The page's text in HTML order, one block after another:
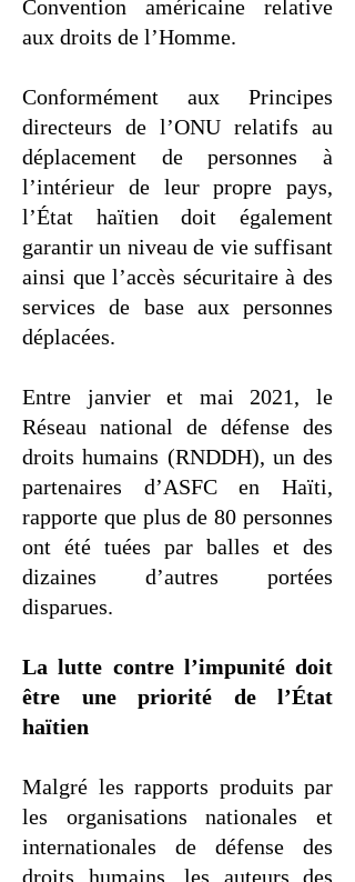
Convention américaine relative
aux droits de l’Homme.
Conformément aux Principes
directeurs de l’ONU relatifs au
déplacement de personnes à
l’intérieur de leur propre pays,
l’État haïtien doit également
garantir un niveau de vie suffisant
ainsi que l’accès sécuritaire à des
services de base aux personnes
déplacées.
Entre janvier et mai 2021, le
Réseau national de défense des
droits humains (RNDDH), un des
partenaires d’ASFC en Haïti,
rapporte que plus de 80 personnes
ont été tuées par balles et des
dizaines d’autres portées
disparues.
La lutte contre l’impunité doit
être une priorité de l’État
haïtien
Malgré les rapports produits par
les organisations nationales et
internationales de défense des
droits humains, les auteurs des